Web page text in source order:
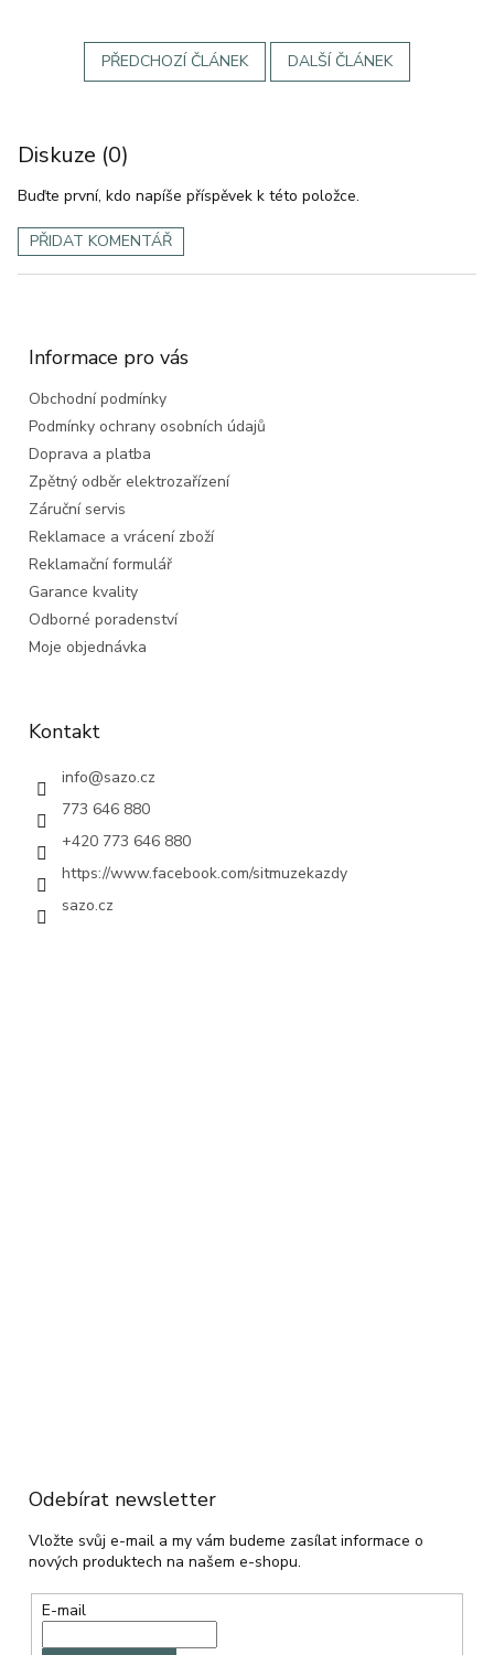
PŘEDCHOZÍ ČLÁNEK DALŠÍ ČLÁNEK
Diskuze (0)
Buďte první, kdo napíše příspěvek k této položce.
PŘIDAT KOMENTÁŘ
Informace pro vás
Obchodní podmínky
Podmínky ochrany osobních údajů
Doprava a platba
Zpětný odběr elektrozařízení
Záruční servis
Reklamace a vrácení zboží
Reklamační formulář
Garance kvality
Odborné poradenství
Moje objednávka
Kontakt
info@sazo.cz
773 646 880
+420 773 646 880
https://www.facebook.com/sitmuzekazdy
sazo.cz
Odebírat newsletter
Vložte svůj e-mail a my vám budeme zasílat informace o
nových produktech na našem e-shopu.
E-mail